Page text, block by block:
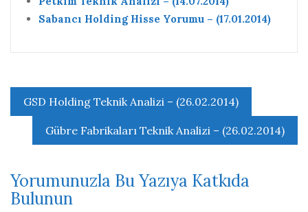
Sabancı Holding Hisse Yorumu – (17.01.2014)
Yazı
gezinmesi
GSD Holding Teknik Analizi – (26.02.2014)
Gübre Fabrikaları Teknik Analizi – (26.02.2014)
Yorumunuzla Bu Yazıya Katkıda
Bulunun